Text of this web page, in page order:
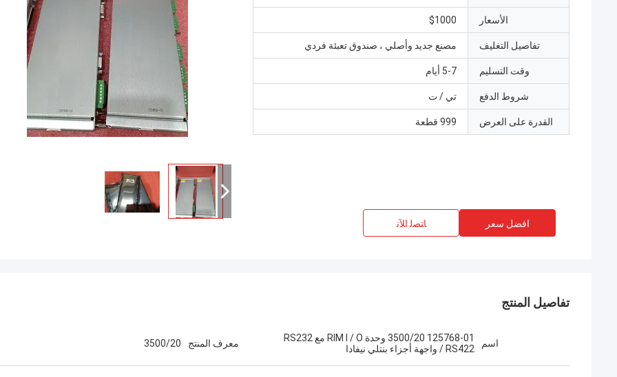
الأسعار $1000
تفاصيل التغليف مصنع جديد وأصلي ، صندوق تعبئة فردي
وقت التسليم 5-7 أيام
شروط الدفع تي / ت
القدرة على العرض 999 قطعة
افضل سعر ﺎﺘﺼﻟ ﺍﻶﻧ
تفاصيل المنتج
اسم
125768-01 3500/20 وحدة RIM I / O مع RS232
/ RS422 واجهة أجزاء بنتلي نيفادا
معرف المنتج 3500/20